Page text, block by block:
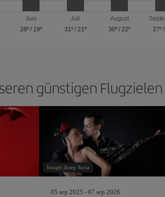
Juni
28º / 19º
Juli
31º/ 21º
August
30º /22º
27º/
günstigen
Image: Josep Suria
05 sep 2025 - 07 sep 2026